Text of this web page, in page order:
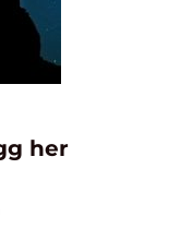
her